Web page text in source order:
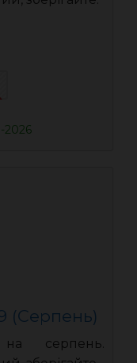
2026
(Серпень)
серпень.